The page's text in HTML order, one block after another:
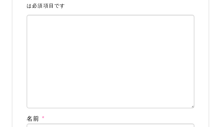
は必須項目です
名前 *